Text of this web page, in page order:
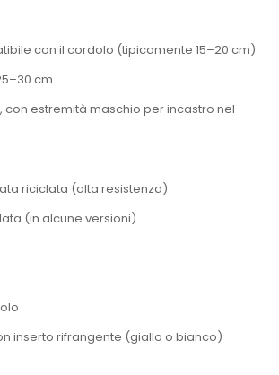
con il cordolo (tipicamente 15–20 cm)
cm
con estremità maschio per incastro nel
riciclata (alta resistenza)
(in alcune versioni)
inserto rifrangente (giallo o bianco)